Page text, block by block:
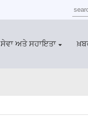
ਸੇਵਾ ਅਤੇ ਸਹਾਇਤਾ